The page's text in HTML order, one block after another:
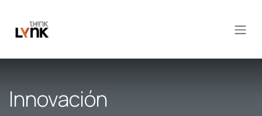
Innovación